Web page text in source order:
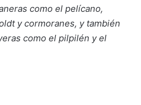
como el pelícano,
y cormoranes, y también
como el pilpilén y el